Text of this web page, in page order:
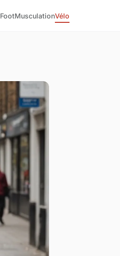
FootMusculationVélo